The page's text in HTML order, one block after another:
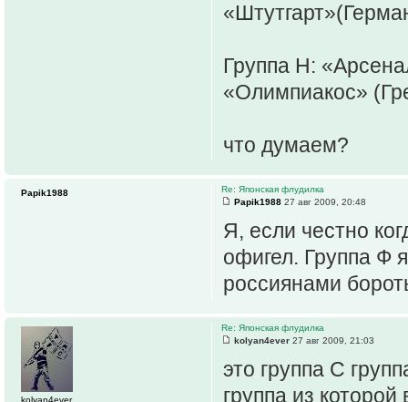
Группа H:
«Олимпиакос»
что думаем?
Re: Японская флудилка
Papik1988 27 авг 2009, 20:48
Я, если честно
офигел. Группа Ф
россиянами
Papik1988
Re: Японская флудилка
kolyan4ever 27 авг 2009, 21:03
это группа С
группа из
kolyan4ever